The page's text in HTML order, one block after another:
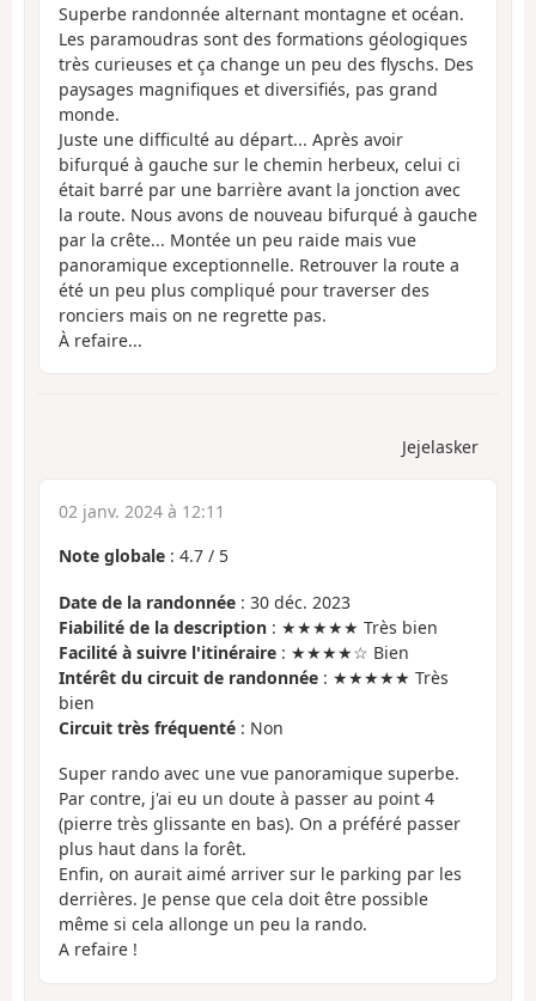
Superbe randonnée alternant montagne et océan.
Les paramoudras sont des formations géologiques
très curieuses et ça change un peu des flyschs. Des
paysages magnifiques et diversifiés, pas grand
monde.
Juste une difficulté au départ... Après avoir
bifurqué à gauche sur le chemin herbeux, celui ci
était barré par une barrière avant la jonction avec
la route. Nous avons de nouveau bifurqué à gauche
par la crête... Montée un peu raide mais vue
panoramique exceptionnelle. Retrouver la route a
été un peu plus compliqué pour traverser des
ronciers mais on ne regrette pas.
À refaire...
Jejelasker
02 janv. 2024 à 12:11
Note globale : 4.7 / 5
Date de la randonnée : 30 déc. 2023
Fiabilité de la description : ★★★★★ Très bien
Facilité à suivre l'itinéraire : ★★★★☆ Bien
Intérêt du circuit de randonnée : ★★★★★ Très
bien
Circuit très fréquenté : Non
Super rando avec une vue panoramique superbe.
Par contre, j'ai eu un doute à passer au point 4
(pierre très glissante en bas). On a préféré passer
plus haut dans la forêt.
Enfin, on aurait aimé arriver sur le parking par les
derrières. Je pense que cela doit être possible
même si cela allonge un peu la rando.
A refaire !